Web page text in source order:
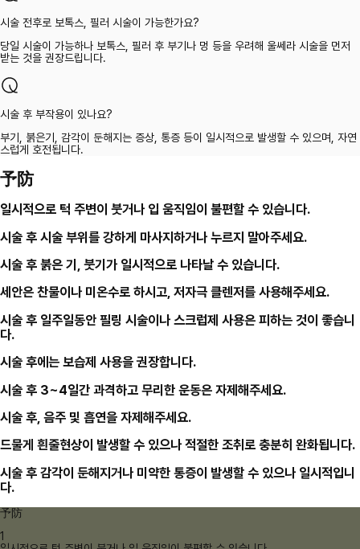
시술 전후로 보톡스, 필러 시술이 가능한가요?
당일 시술이 가능하나 보톡스, 필러 후 부기나 멍 등을 우려해 울쎄라 시술을 먼저
받는 것을 권장드립니다.
시술 후 부작용이 있나요?
부기, 붉은기, 감각이 둔해지는 증상, 통증 등이 일시적으로 발생할 수 있으며, 자연
스럽게 호전됩니다.
予防
일시적으로 턱 주변이 붓거나 입 움직임이 불편할 수 있습니다.
시술 후 시술 부위를 강하게 마사지하거나 누르지 말아주세요.
시술 후 붉은 기, 붓기가 일시적으로 나타날 수 있습니다.
세안은 찬물이나 미온수로 하시고, 저자극 클렌저를 사용해주세요.
시술 후 일주일동안 필링 시술이나 스크럽제 사용은 피하는 것이 좋습니
다.
시술 후에는 보습제 사용을 권장합니다.
시술 후 3~4일간 과격하고 무리한 운동은 자제해주세요.
시술 후, 음주 및 흡연을 자제해주세요.
드물게 흰줄현상이 발생할 수 있으나 적절한 조취로 충분히 완화됩니다.
시술 후 감각이 둔해지거나 미약한 통증이 발생할 수 있으나 일시적입니
다.
予防
1